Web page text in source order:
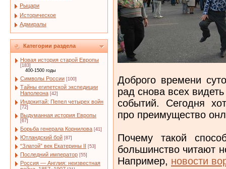
Рыцари
Историческое
Адмиралы
Категории раздела
Новая история старой Европы
[183]
400-1500 годы
Символы России [100]
Тайны египетской экспедиции
Наполеона [42]
Индокитай: Пепел четырех войн
[72]
Выдуманная история Европы
[67]
Борьба генерала Корнилова [41]
Ютландский бой [87]
“Златой” век Екатерины II [53]
Последний император [55]
Россия — Англия: неизвестная
Доброго времени
рад снова всех
событий. Сегодня
про преимущество
Почему такой
большинство читают
Например, новости